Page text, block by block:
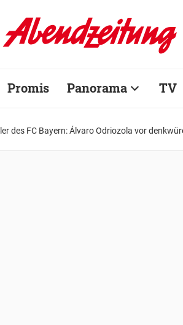
Promis Panorama TV
des FC Bayern: Álvaro Odriozola vor